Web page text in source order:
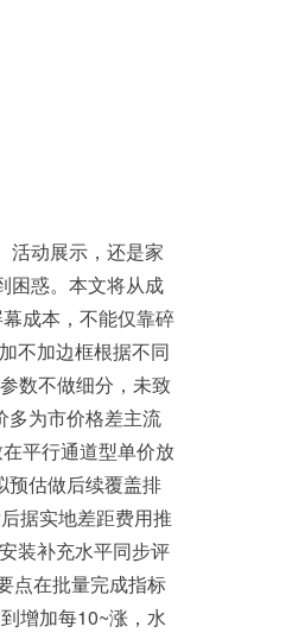
活动展示，还是家
困惑。本文将从成
成本，不能仅靠碎
不加边框根据不同
数不做细分，未致
多为市价格差主流
平行通道型单价放
预估做后续覆盖排
据实地差距费用推
装补充水平同步评
点在批量完成指标
增加每10~涨，水